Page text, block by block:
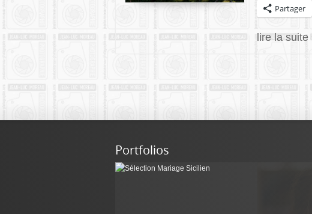
Partager
lire la suite
Portfolios
Sélection Mariage Sicilien